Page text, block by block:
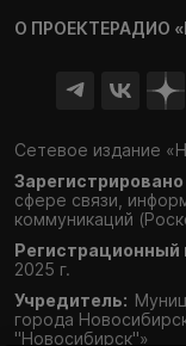
О ПРОЕКТЕРАДИО
Сетевое издание
Зарегистрировано
сфере связи,
коммуникаций
Регистрационный
2025 г.
Учредитель:
города
"Новосибирск"»